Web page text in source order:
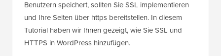
Benutzern speichert, sollten Sie SSL implementieren
und Ihre Seiten über https bereitstellen. In diesem
Tutorial haben wir Ihnen gezeigt, wie Sie SSL und
HTTPS in WordPress hinzufügen.